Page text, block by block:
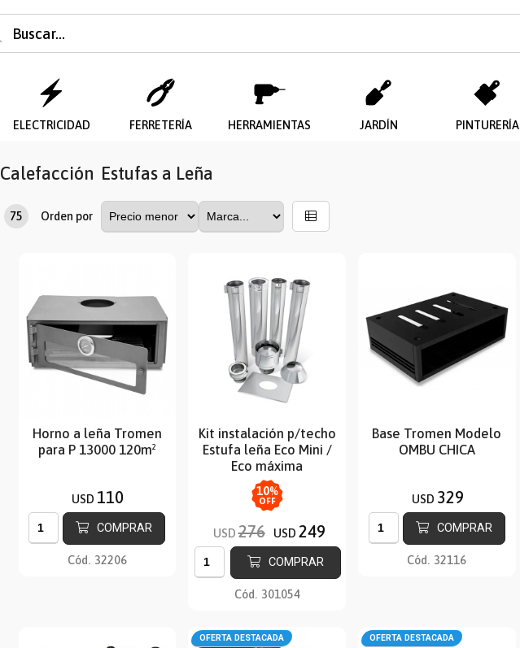
ELECTRICIDAD FERRETERÍA HERRAMIENTAS JARDÍN PINTURERÍA
Calefacción Estufas a Leña
75 Orden por
Horno a leña Tromen
para P 13000 120m²
USD 110
COMPRAR
Cód. 32206
Kit instalación p/techo
Estufa leña Eco Mini /
Eco máxima
10%
OFF
USD 276 USD 249
COMPRAR
Cód. 301054
Base Tromen Modelo
OMBU CHICA
USD 329
COMPRAR
Cód. 32116
OFERTA DESTACADA
OFERTA DESTACADA